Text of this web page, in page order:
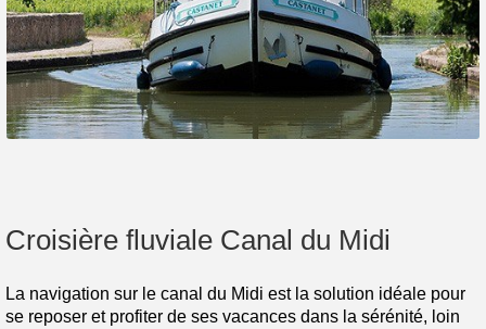
Croisière fluviale Canal du Midi
La navigation sur le canal du Midi est la solution idéale pour
se reposer et profiter de ses vacances dans la sérénité, loin